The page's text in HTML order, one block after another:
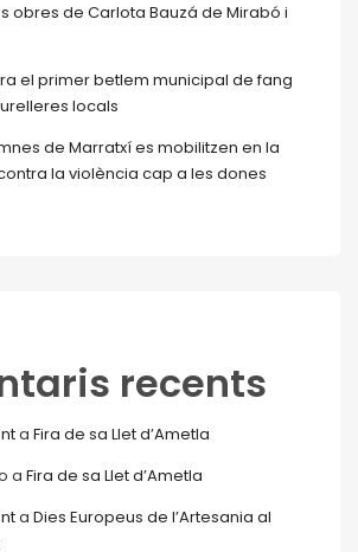
obres de Carlota Bauzá de Mirabó i
el primer betlem municipal de fang
locals
de Marratxí es mobilitzen en la
la violència cap a les dones
recents
a Fira de sa Llet d’Ametla
a Fira de sa Llet d’Ametla
a Dies Europeus de l’Artesania al